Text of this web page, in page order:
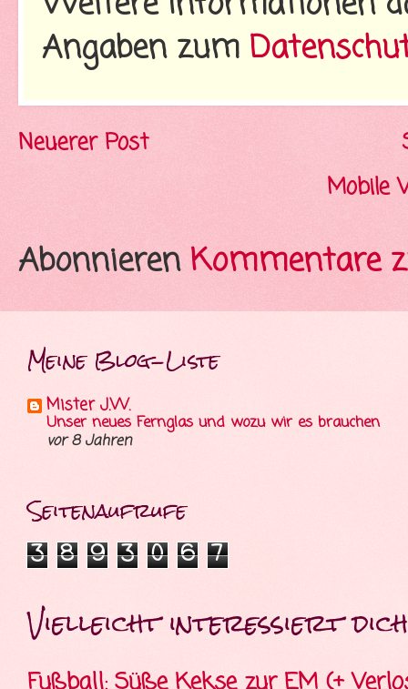
Angaben zum
Neuerer Post
Mobile
Abonnieren Kommentare
Meine Blog-Liste
Mister J.W.
Unser neues Fernglas und wozu wir es brauchen
vor 8 Jahren
Seitenaufrufe
3 8 9 3 0 6 7
Vielleicht interessiert dich